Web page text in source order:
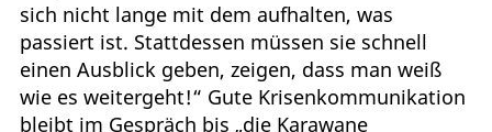
sich nicht lange mit dem aufhalten, was
passiert ist. Stattdessen müssen sie schnell
einen Ausblick geben, zeigen, dass man weiß
wie es weitergeht!“ Gute Krisenkommunikation
bleibt im Gespräch bis „die Karawane